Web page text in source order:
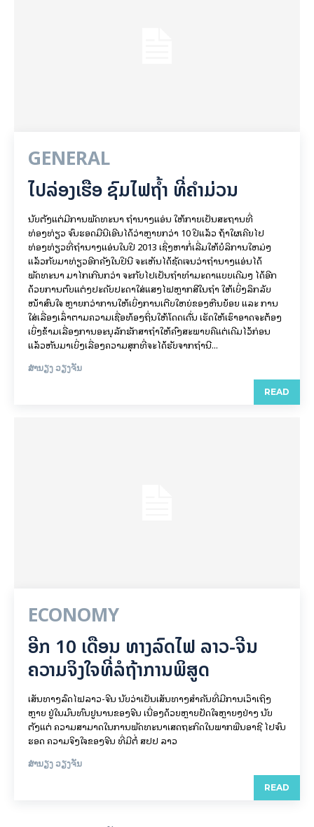
GENERAL
ໄປລ່ອງເຮືອ ຊົມໄຟຖໍ້າ ທີ່ຄໍາມ່ວນ
ນັບຕັ້ງແຕ່ມີການພັດທະນາ ຖໍ້ານາງແອ່ນ ໃຫ້ກາຍເປັນສະຖານທີ່
ທ່ອງທ່ຽວ ຈົນຮອດມື້ນີ້ເອີ້ນໄດ້ວ່າຫຼາຍກວ່າ 10 ປີແລ້ວ ຖ້າໃຜເຄີຍໄປ
ທ່ອງທ່ຽວທີ່ຖໍ້ານາງແອ່ນໃນປີ 2013 ເຊິ່ງຫາກໍ່ເລີ່ມໃຫ້ບໍລິການໃຫມ່ໆ
ແລ້ວກັບມາທ່ຽວອີກຄັ້ງໃນປີນີ້ ຈະເຫັນໄດ້ຊັດເຈນວ່າຖໍ້ານາງແອ່ນໄດ້
ພັດທະນາ ມາໄກເກີນກວ່າ ຈະກັບໄປເປັນຖໍ້າທຳມະດາແບບເດີມໆ ໄດ້ອີກ
ດ້ວຍການຕົບແຕ່ງປະດັບປະດາໃສ່ແສງໄຟຫຼາກສີໃນຖໍ້າ ໃຫ້ເບິ່ງລຶກລັບ
ໜ້າສົນໃຈ ຫຼາຍກວ່າການໃຫ້ເບິ່ງການເຕີບໃຫຍ່ຂອງຫີນຍ້ອຍ ແລະ ການ
ໃສ່ເລື່ອງເລົ່າຕາມຄວາມເຊື່ອທ້ອງຖິ່ນໃຫ້ໂດດເດ່ັ່ນ ເຮັດໃຫ້ເຮົາອາດຈະຕ້ອງ
ເບິ່ງຂ້າມເລື່ອງການອະນຸລັກຮັກສາຖໍ້າໃຫ້ຄົງສະພາບຄືແຕ່ເດີມໄວ້ກ່ອນ
ແລ້ວຫັນມາເບິ່ງເລື່ອງຄວາມສຸກທີ່ຈະໄດ້ຮັບຈາກຖໍ້ານີ້...
ສຳນຽງ ວຽງຈັນ
READ
ECONOMY
ອີກ 10 ເດືອນ ທາງລົດໄຟ ລາວ-ຈີນ
ຄວາມຈິງໃຈທີ່ລໍຖ້າການພິສູດ
ເສັ້ນທາງລົດໄຟລາວ-ຈີນ ນັບວ່າເປັນເສັ້ນທາງສຳຄັນທີ່ມີການເວົ້າເຖິງ
ຫຼາຍ ຢູ່ໃນມົນທົນຢູນານຂອງຈີນ ເນື່ອງດ້ວຍຫຼາຍປັດໃຈຫຼາຍໆຢ່າງ ນັບ
ຕັ້ງແຕ່ ຄວາມສາມາດໃນການພັດທະນາເສດຖະກິດໃນພາກພື້ນອາຊີ ໄປຈົນ
ຮອດ ຄວາມຈິງໃຈຂອງຈີນ ທີ່ມີຕໍ່ ສປປ ລາວ
ສຳນຽງ ວຽງຈັນ
READ